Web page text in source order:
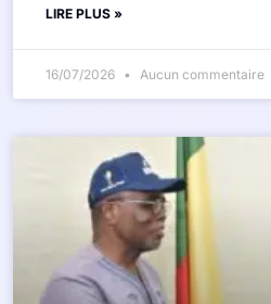
LIRE PLUS »
16/07/2026 Aucun commentaire